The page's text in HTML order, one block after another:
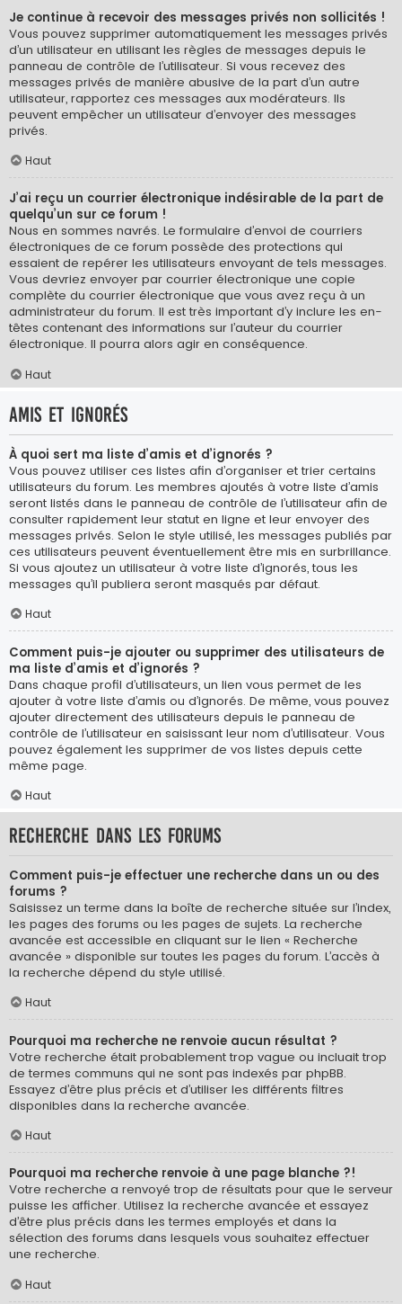
Je continue à recevoir des messages privés non sollicités !
Vous pouvez supprimer automatiquement les messages privés
d’un utilisateur en utilisant les règles de messages depuis le
panneau de contrôle de l’utilisateur. Si vous recevez des
messages privés de manière abusive de la part d’un autre
utilisateur, rapportez ces messages aux modérateurs. Ils
peuvent empêcher un utilisateur d’envoyer des messages
privés.
Haut
J’ai reçu un courrier électronique indésirable de la part de
quelqu’un sur ce forum !
Nous en sommes navrés. Le formulaire d’envoi de courriers
électroniques de ce forum possède des protections qui
essaient de repérer les utilisateurs envoyant de tels messages.
Vous devriez envoyer par courrier électronique une copie
complète du courrier électronique que vous avez reçu à un
administrateur du forum. Il est très important d’y inclure les en-
têtes contenant des informations sur l’auteur du courrier
électronique. Il pourra alors agir en conséquence.
Haut
Amis et ignorés
À quoi sert ma liste d’amis et d’ignorés ?
Vous pouvez utiliser ces listes afin d’organiser et trier certains
utilisateurs du forum. Les membres ajoutés à votre liste d’amis
seront listés dans le panneau de contrôle de l’utilisateur afin de
consulter rapidement leur statut en ligne et leur envoyer des
messages privés. Selon le style utilisé, les messages publiés par
ces utilisateurs peuvent éventuellement être mis en surbrillance.
Si vous ajoutez un utilisateur à votre liste d’ignorés, tous les
messages qu’il publiera seront masqués par défaut.
Haut
Comment puis-je ajouter ou supprimer des utilisateurs de
ma liste d’amis et d’ignorés ?
Dans chaque profil d’utilisateurs, un lien vous permet de les
ajouter à votre liste d’amis ou d’ignorés. De même, vous pouvez
ajouter directement des utilisateurs depuis le panneau de
contrôle de l’utilisateur en saisissant leur nom d’utilisateur. Vous
pouvez également les supprimer de vos listes depuis cette
même page.
Haut
Recherche dans les forums
Comment puis-je effectuer une recherche dans un ou des
forums ?
Saisissez un terme dans la boîte de recherche située sur l’index,
les pages des forums ou les pages de sujets. La recherche
avancée est accessible en cliquant sur le lien « Recherche
avancée » disponible sur toutes les pages du forum. L’accès à
la recherche dépend du style utilisé.
Haut
Pourquoi ma recherche ne renvoie aucun résultat ?
Votre recherche était probablement trop vague ou incluait trop
de termes communs qui ne sont pas indexés par phpBB.
Essayez d’être plus précis et d’utiliser les différents filtres
disponibles dans la recherche avancée.
Haut
Pourquoi ma recherche renvoie à une page blanche ?!
Votre recherche a renvoyé trop de résultats pour que le serveur
puisse les afficher. Utilisez la recherche avancée et essayez
d’être plus précis dans les termes employés et dans la
sélection des forums dans lesquels vous souhaitez effectuer
une recherche.
Haut